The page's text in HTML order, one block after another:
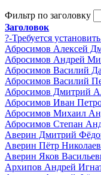
Фильтр по заголовку
Заголовок
?-Требуется
Абросимов Алексей
Абросимов Андрей
Абросимов Василий
Абросимов Василий
Абросимов Дмитрий
Абросимов Иван
Абросимов Михаил
Абросимов Степан
Аверин Дмитрий
Аверин Пётр
Аверин Яков
Архипов Андрей